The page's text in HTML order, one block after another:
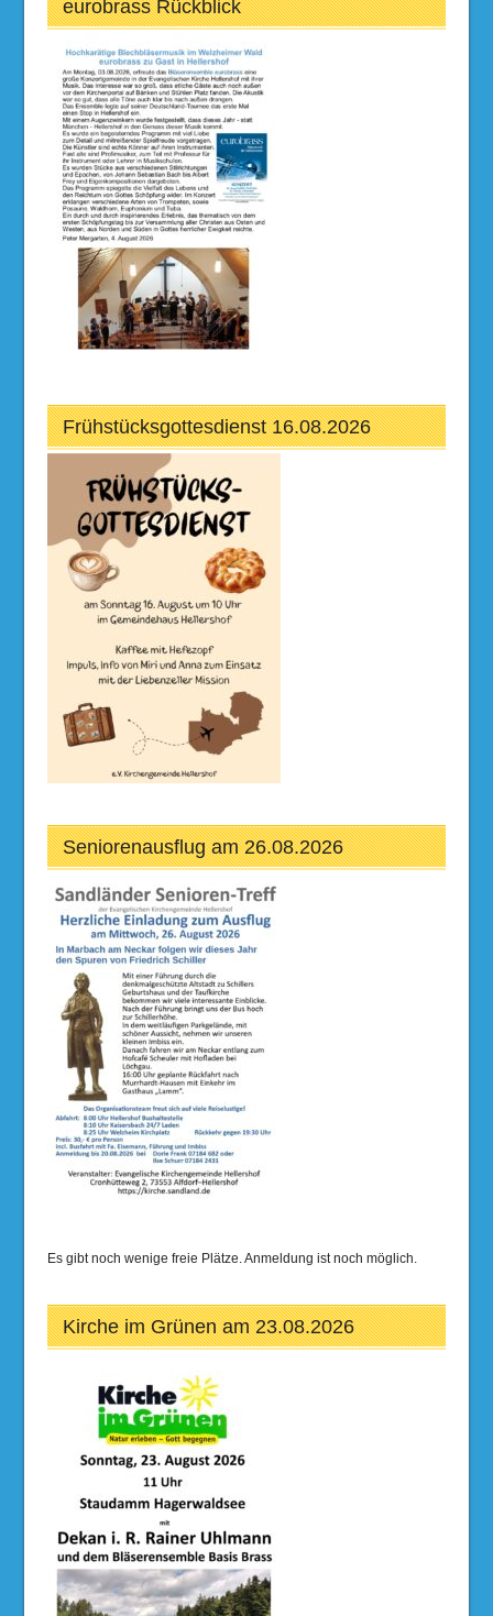
eurobrass Rückblick
Frühstücksgottesdienst 16.08.2026
Seniorenausflug am 26.08.2026
Es gibt noch wenige freie Plätze. Anmeldung ist noch möglich.
Kirche im Grünen am 23.08.2026